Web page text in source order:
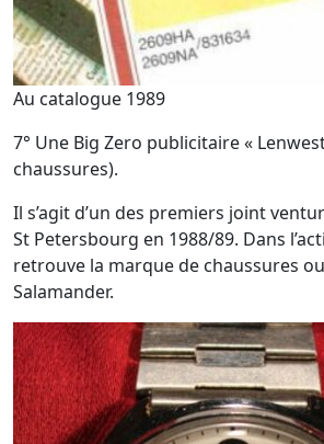
Au catalogue 1989
7° Une Big Zero publicitaire «
chaussures).
Il s’agit d’un des premiers joint
St Petersbourg en 1988/89. Dans
retrouve la marque de chaussures
Salamander.